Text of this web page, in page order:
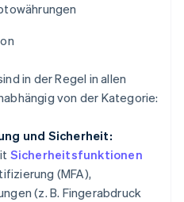
in der Regel in allen
von der Kategorie:
und Sicherheit:
Sicherheitsfunktionen
(MFA),
(z. B. Fingerabdruck